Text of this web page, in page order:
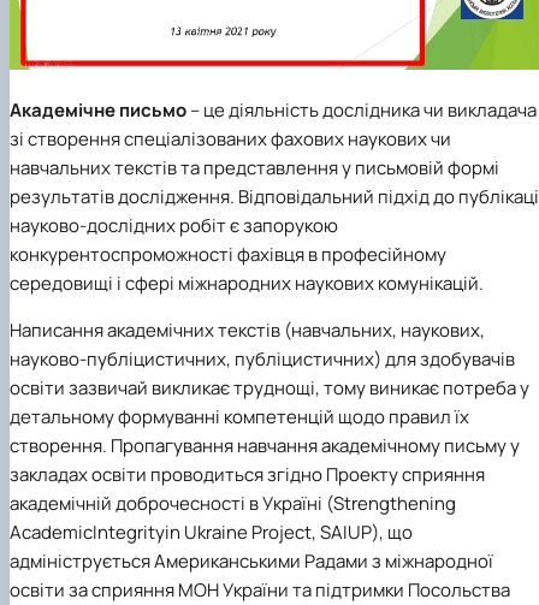
University Research Services Catalogue
Faculty of Design and Engineering
Faculty of Economics
Faculty of Food Science, Nutrition and
Faculty of Humanities and Pedagogy
Faculty of Information Technologies
Faculty of Land Management
Faculty of Law
Faculty of Veterinary Medicine
Mechanical and Technological Faculty
Faculty of Plant Protection, Biotechnology
Ecology
Farm named after O.V. Muzychenko
Educational and Research Farm «Vorzel»
Research Institute of Forestry and
Horticulture
Animal Products
Research and Design Institute of
Standardisation and Technologies of Eco-Safe
Organic Products
Ukrainian Laboratory of Quality and Safety of
Agricultural Products
Ukrainian Research Institute of Agricultural
Radiology
Berezhany Agrotechnical Institute
Berezhany Professional College
Mainova
Boyarka College of Ecology and Natural
Resources
Crimean Agro-Industrial College
Crimean Technical College of Land
and Agricultural Mechanisation
Irpin Professional College
Mukachevo Professional College
Nemishaieve Professional College
Nizhyn Agrotechnical Institute
Nizhyn Professional College
Prybrezhne Agrarian College
Rivne Professional College
Zalishchyky Professional College named after
Ye. Khraplivyi
Академічне письмо– це діяльність дослідника чи викладача
зі створення спеціалізованих фахових наукових чи
навчальних текстів та представлення у письмовій формі
результатів дослідження. Відповідальний підхід до
науково-дослідних робіт є запорукою
конкурентоспроможності фахівця в професійному
середовищі і сфері міжнародних наукових комунікацій.
Написання академічних текстів (навчальних, наукових,
науково-публіцистичних, публіцистичних) для здобувачів
освіти зазвичай викликає труднощі, тому виникає потреба у
детальному формуванні компетенцій щодо правил їх
створення. Пропагування навчання академічному письму у
закладах освіти проводиться згідно Проекту сприяння
академічній доброчесності в Україні (Strengthening
AcademicIntegrityin Ukraine Project, SAIUP), що
адмініструється Американськими Радами з міжнародної
освіти за сприяння МОН України та підтримки Посольства